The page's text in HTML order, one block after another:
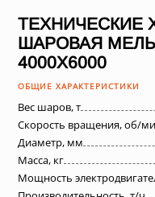
ТЕХНИЧЕСКИЕ
ШАРОВАЯ
4000Х6000
ОБЩИЕ ХАРАКТЕРИСТИКИ
Вес шаров, т
Скорость вращения, об/
Диаметр, мм
Масса, кг
Мощность